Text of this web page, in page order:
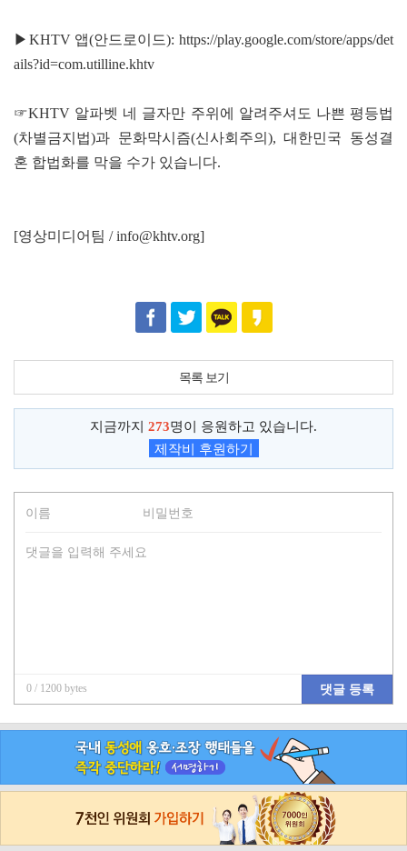
▶KHTV 앱(안드로이드): https://play.google.com/store/apps/det
ails?id=com.utilline.khtv
☞KHTV 알파벳 네 글자만 주위에 알려주셔도 나쁜 평등법
(차별금지법)과 문화막시즘(신사회주의), 대한민국 동성결
혼 합법화를 막을 수가 있습니다.
[영상미디어팀 / info@khtv.org]
목록 보기
지금까지 273명이 응원하고 있습니다.
제작비 후원하기
0 / 1200 bytes 댓글 등록